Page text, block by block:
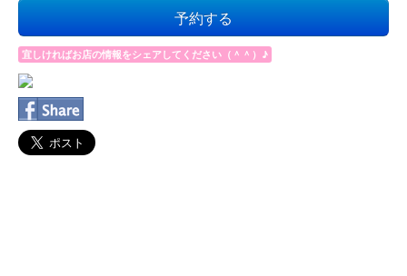
予約する
宜しければお店の情報をシェアしてください（＾＾）♪